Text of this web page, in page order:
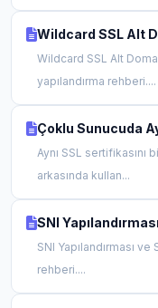
Wildcard SSL Alt
Wildcard SSL Alt
yapılandırma rehberi....
Çoklu Sunucuda
Aynı SSL
arkasında kullan...
SNI
SNI Yapılandırması ve
rehberi....